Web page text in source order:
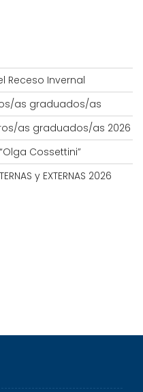
Receso Invernal
as graduados/as
as graduados/as 2026
Cossettini”
y EXTERNAS 2026